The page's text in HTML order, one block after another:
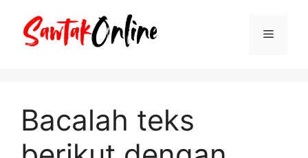
Menu
Bacalah teks